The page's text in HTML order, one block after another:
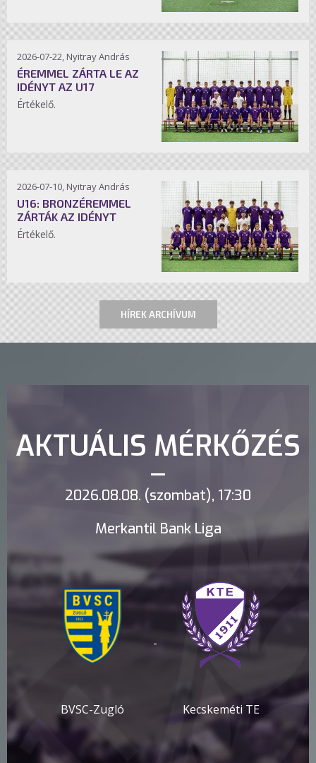
2026-07-22, Nyitray András
ÉREMMEL ZÁRTA LE AZ
IDÉNYT AZ U17
Értékelő.
2026-07-10, Nyitray András
U16: BRONZÉREMMEL
ZÁRTÁK AZ IDÉNYT
Értékelő.
HÍREK ARCHÍVUM
AKTUÁLIS MÉRKŐZÉS
2026.08.08. (szombat), 17:30
Merkantil Bank Liga
BVSC-Zugló
-
Kecskeméti TE